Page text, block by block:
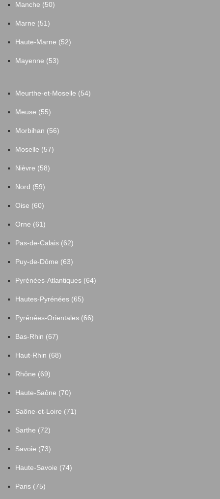
Manche (50)
Marne (51)
Haute-Marne (52)
Mayenne (53)
Meurthe-et-Moselle (54)
Meuse (55)
Morbihan (56)
Moselle (57)
Nièvre (58)
Nord (59)
Oise (60)
Orne (61)
Pas-de-Calais (62)
Puy-de-Dôme (63)
Pyrénées-Atlantiques (64)
Hautes-Pyrénées (65)
Pyrénées-Orientales (66)
Bas-Rhin (67)
Haut-Rhin (68)
Rhône (69)
Haute-Saône (70)
Saône-et-Loire (71)
Sarthe (72)
Savoie (73)
Haute-Savoie (74)
Paris (75)